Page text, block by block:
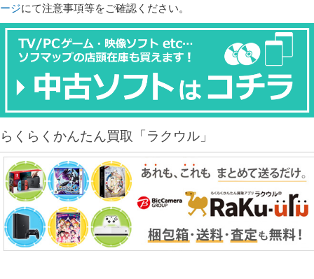
ージにて注意事項等をご確認ください。
らくらくかんたん買取「ラクウル」